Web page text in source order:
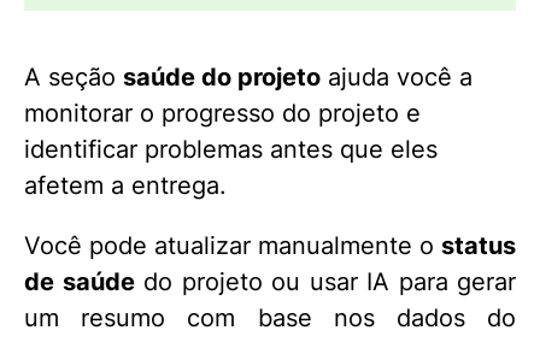
A seção saúde do projeto ajuda você a
monitorar o progresso do projeto e
identificar problemas antes que eles
afetem a entrega.
Você pode atualizar manualmente o status
de saúdedo projeto ou usar IA para gerar
um resumo com base nos dados do